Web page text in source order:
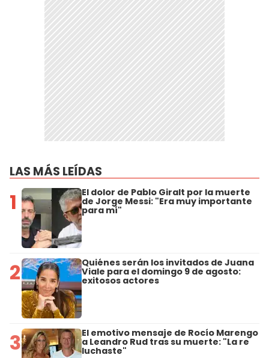
LAS MÁS LEÍDAS
1 El dolor de Pablo Giralt por la muerte
de Jorge Messi: "Era muy importante
para mí"
2 Quiénes serán los invitados de Juana
Viale para el domingo 9 de agosto:
exitosos actores
3 El emotivo mensaje de Rocío Marengo
a Leandro Rud tras su muerte: "La re
luchaste"